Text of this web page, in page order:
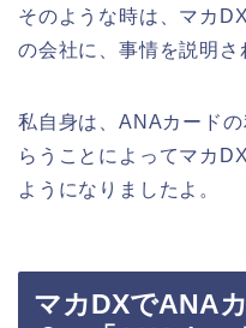
そのような時は、マカ
の会社に、事情を説明
私自身は、ANAカード
らうことによってマカ
ようになりましたよ。
マカDXでANA